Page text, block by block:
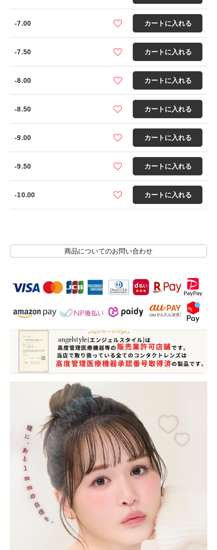
-7.00 カートに入れる
-7.50 カートに入れる
-8.00 カートに入れる
-8.50 カートに入れる
-9.00 カートに入れる
-9.50 カートに入れる
-10.00 カートに入れる
商品についてのお問い合わせ